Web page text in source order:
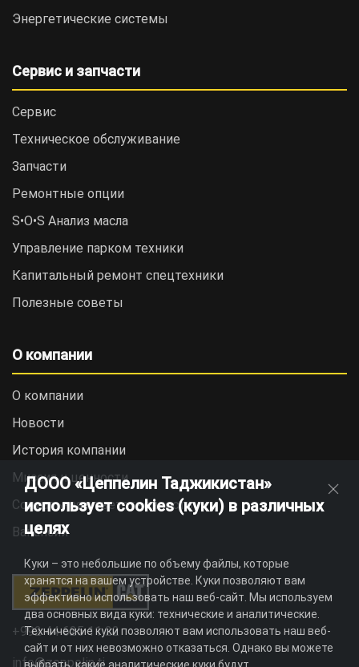
Энергетические системы
Сервис и запчасти
Сервис
Техническое обслуживание
Запчасти
Ремонтные опции
S•O•S Анализ масла
Управление парком техники
Капитальный ремонт спецтехники
Полезные советы
О компании
О компании
Новости
История компании
Миссия и ценности
Социальная ответственность
Вакансии
+992 44 625 11 22
info@zeppelin.tj
ДООО «Цеппелин Таджикистан»
использует cookies (куки) в различных
целях
Куки – это небольшие по объему файлы, которые
хранятся на вашем устройстве. Куки позволяют вам
эффективно использовать наш веб-сайт. Мы используем
два основных вида куки: технические и аналитические.
Технические куки позволяют вам использовать наш веб-
сайт и от них невозможно отказаться. Однако вы можете